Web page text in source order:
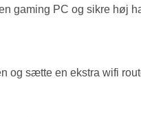
gaming PC og sikre høj
og sætte en ekstra wifi